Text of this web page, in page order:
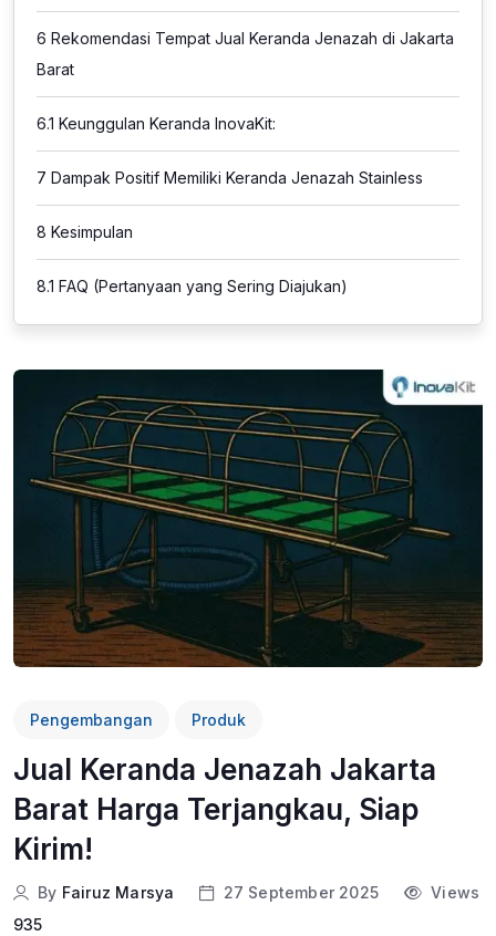
6 Rekomendasi Tempat Jual Keranda Jenazah di Jakarta
Barat
6.1 Keunggulan Keranda InovaKit:
7 Dampak Positif Memiliki Keranda Jenazah Stainless
8 Kesimpulan
8.1 FAQ (Pertanyaan yang Sering Diajukan)
Pengembangan Produk
Jual Keranda Jenazah Jakarta
Barat Harga Terjangkau, Siap
Kirim!
By Fairuz Marsya 27 September 2025
Views
935